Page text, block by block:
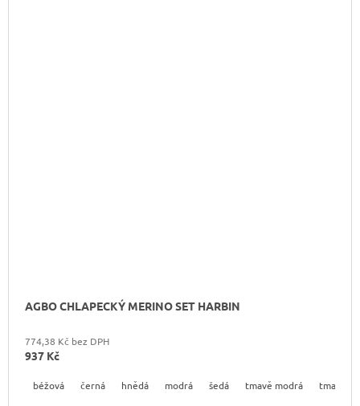
AGBO CHLAPECKÝ MERINO SET HARBIN
774,38 Kč bez DPH
937 Kč
béžová černá hnědá modrá šedá tmavě modrá tmavě